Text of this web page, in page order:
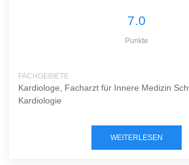
7.0
Punkte
FACHGEBIETE
Kardiologe, Facharzt für Innere Medizin
Kardiologie
WEITERLESEN